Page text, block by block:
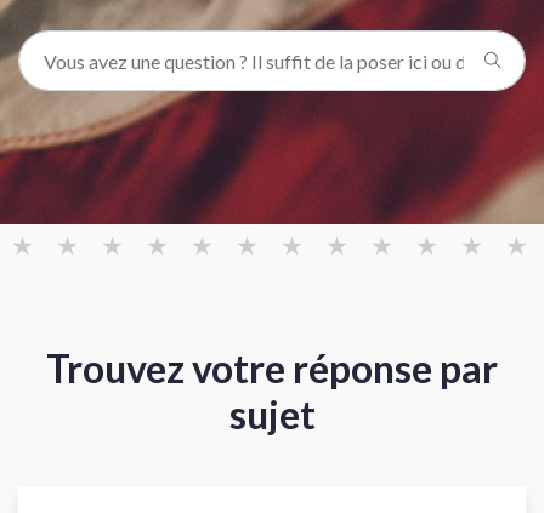
Trouvez votre réponse par
sujet